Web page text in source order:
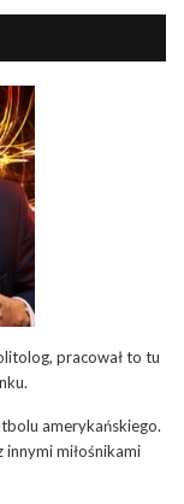
pracował to tu
amerykańskiego.
innymi miłośnikami